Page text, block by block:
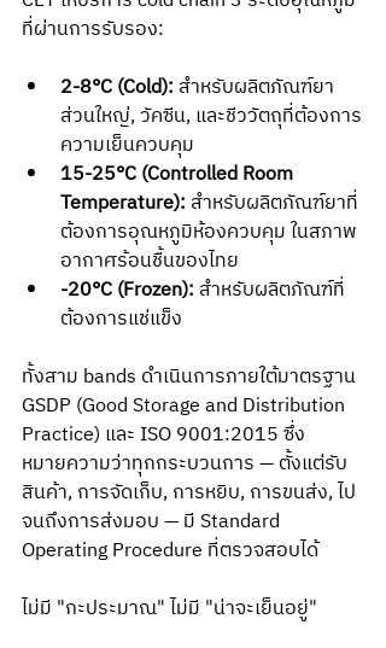
ที่ผ่านการรับรอง:
2-8°C (Cold): สำหรับผลิตภัณฑ์ยา
ส่วนใหญ่, วัคซีน, และชีววัตถุที่ต้องการ
ความเย็นควบคุม
15-25°C (Controlled Room
Temperature): สำหรับผลิตภัณฑ์ยาที่
ต้องการอุณหภูมิห้องควบคุม ในสภาพ
อากาศร้อนชื้นของไทย
-20°C (Frozen): สำหรับผลิตภัณฑ์ที่
ต้องการแช่แข็ง
ทั้งสาม bands ดำเนินการภายใต้มาตรฐาน
GSDP (Good Storage and Distribution
Practice) และ ISO 9001:2015 ซึ่ง
หมายความว่าทุกกระบวนการ — ตั้งแต่รับ
สินค้า, การจัดเก็บ, การหยิบ, การขนส่ง, ไป
จนถึงการส่งมอบ — มี Standard
Operating Procedure ที่ตรวจสอบได้
ไม่มี "กะประมาณ" ไม่มี "น่าจะเย็นอยู่"